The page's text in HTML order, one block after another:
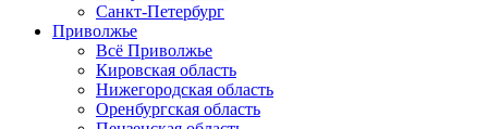
Санкт-Петербург
Приволжье
Всё Приволжье
Кировская область
Нижегородская область
Оренбургская область